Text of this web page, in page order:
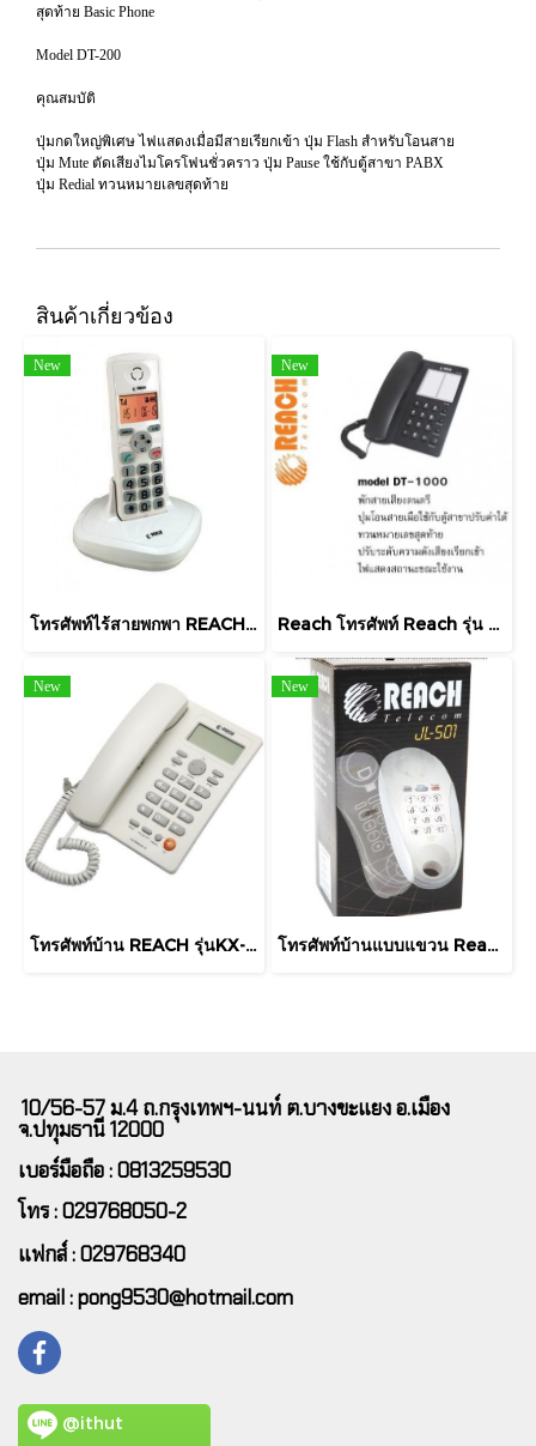
สุดท้าย Basic Phone
Model DT-200
คุณสมบัติ
ปุ่มกดใหญ่พิเศษ ไฟแสดงเมื่อมีสายเรียกเข้า ปุ่ม Flash สำหรับโอนสาย
ปุ่ม Mute ตัดเสียงไมโครโฟนชั่วคราว ปุ่ม Pause ใช้กับตู้สาขา PABX
ปุ่ม Redial ทวนหมายเลขสุดท้าย
สินค้าเกี่ยวข้อง
New
โทรศัพท์ไร้สายพกพา REACH รุ่น CL-3353IDM
New
Reach โทรศัพท์ Reach รุ่น DT-1000
New
โทรศัพท์บ้าน REACH รุ่นKX-T3095
New
โทรศัพท์บ้านแบบแขวน Reach รุ่น JL-501
10/56-57 ม.4 ถ.กรุงเทพฯ-นนท์ ต.บางขะแยง อ.เมือง
จ.ปทุมธานี 12000
เบอร์มือถือ : 0813259530
โทร : 029768050-2
แฟกส์ : 029768340
email : pong9530@hotmail.com
@ithut